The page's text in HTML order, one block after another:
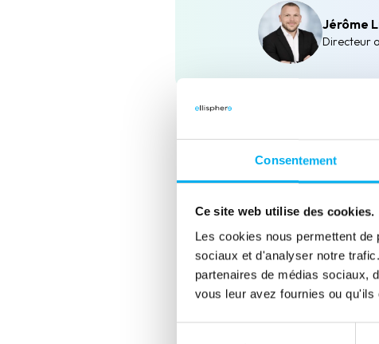
Consentement
Ce site web utilise des cookies.
Les cookies nous permettent
sociaux et d'analyser notre
partenaires de médias sociaux,
vous leur avez fournies ou
Jérôme
Directeur
Résultats obtenus
Grâce àCONNECT
+20 à +25 % de taux de
-30 à -40 % de temps
-15 à -20 % de situations à